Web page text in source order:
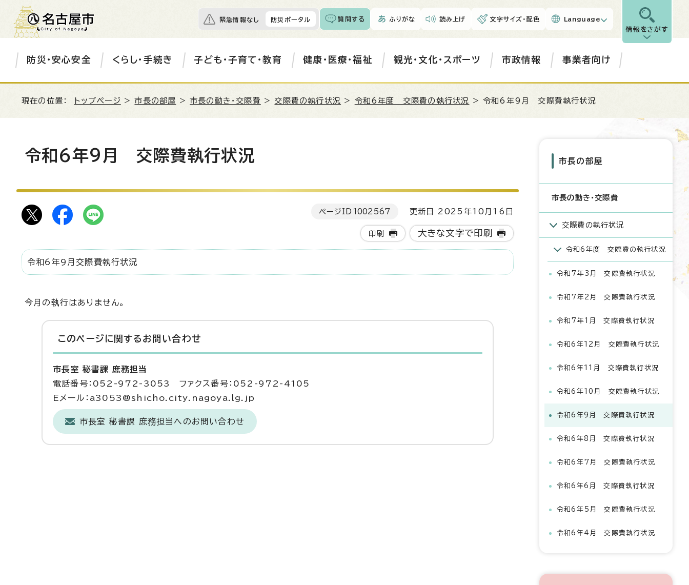
緊急情報なし 防災ポータル 質問する ふりがな 読み上げ 文字サイズ・配色 Language
情報をさがす
防災・安心安全 くらし・手続き 子ども・子育て・教育 健康・医療・福祉 観光・文化・スポーツ 市政情報 事業者向け
現在の位置： トップページ >市長の部屋 >市長の動き・交際費 > 交際費の執行状況 > 令和6年度 交際費の執行状況 > 令和6年9月 交際費執行状況
令和6年9月 交際費執行状況
ページID 1002567 更新日 2025年10月16日
印刷 大きな文字で印刷
令和6年9月交際費執行状況
今月の執行はありません。
このページに関する お問い合わせ
市長室 秘書課 庶務担当
電話番号：052-972-3053 ファクス番号：052-972-4105
Eメール：a3053@shicho.city.nagoya.lg.jp
市長室 秘書課 庶務担当へのお問い合わせ
市長の部屋
市長の動き・交際費
交際費の執行状況
令和6年度 交際費の執行状況
令和7年3月 交際費執行状況
令和7年2月 交際費執行状況
令和7年1月 交際費執行状況
令和6年12月 交際費執行状況
令和6年11月 交際費執行状況
令和6年10月 交際費執行状況
令和6年9月 交際費執行状況
令和6年8月 交際費執行状況
令和6年7月 交際費執行状況
令和6年6月 交際費執行状況
令和6年5月 交際費執行状況
令和6年4月 交際費執行状況